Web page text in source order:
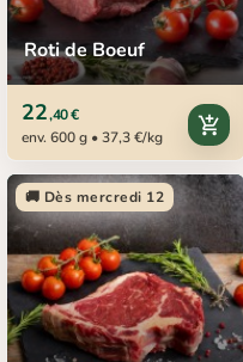
Roti de Boeuf
22,40 €
env. 600 g • 37,3 €/kg
add_shopping_cart
🚚 Dès mercredi 12